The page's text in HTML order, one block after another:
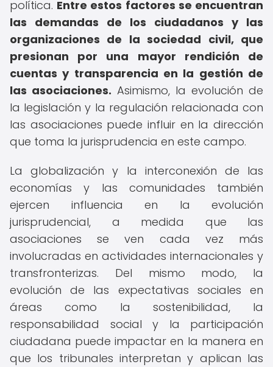
política. Entre estos factores se encuentran
las demandas de los ciudadanos y las
organizaciones de la sociedad civil, que
presionan por una mayor rendición de
cuentas y transparencia en la gestión de
las asociaciones. Asimismo, la evolución de
la legislación y la regulación relacionada con
las asociaciones puede influir en la dirección
que toma la jurisprudencia en este campo.
La globalización y la interconexión de las
economías y las comunidades también
ejercen influencia en la evolución
jurisprudencial, a medida que las
asociaciones se ven cada vez más
involucradas en actividades internacionales y
transfronterizas. Del mismo modo, la
evolución de las expectativas sociales en
áreas como la sostenibilidad, la
responsabilidad social y la participación
ciudadana puede impactar en la manera en
que los tribunales interpretan y aplican las